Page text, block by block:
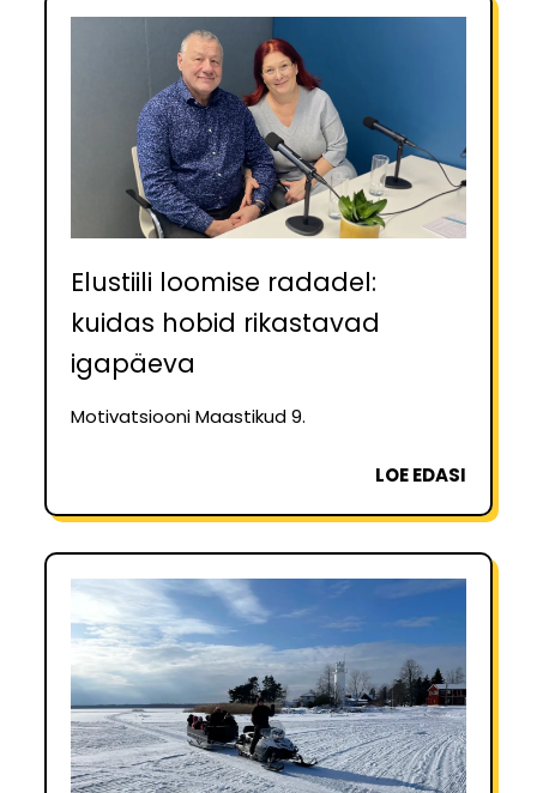
Elustiili loomise radadel:
kuidas hobid rikastavad
igapäeva
Motivatsiooni Maastikud 9.
LOE EDASI